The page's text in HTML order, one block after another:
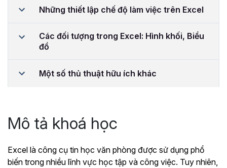
Những thiết lập chế độ làm việc trên Excel
Các đối tượng trong Excel: Hình khối, Biểu
đồ
Một số thủ thuật hữu ích khác
Mô tả khoá học
Excel là công cụ tin học văn phòng được sử dụng phổ
biến trong nhiều lĩnh vực học tập và công việc. Tuy nhiên,